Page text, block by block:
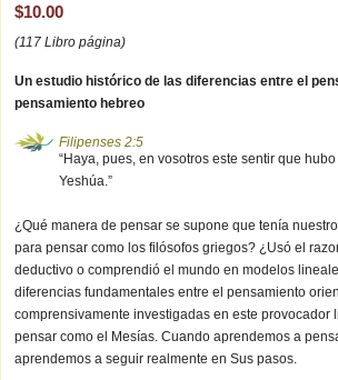
$10.00
(117 Libro página)
Un estudio histórico de las diferencias entre el
pensamiento hebreo
Filipenses 2:5
“Haya, pues, en vosotros este sentir que
Yeshúa.”
¿Qué manera de pensar se supone que tenía
para pensar como los filósofos griegos? ¿Usó el
deductivo o comprendió el mundo en modelos
diferencias fundamentales entre el pensamiento
comprensivamente investigadas en este provocador
pensar como el Mesías. Cuando aprendemos a
aprendemos a seguir realmente en Sus pasos.